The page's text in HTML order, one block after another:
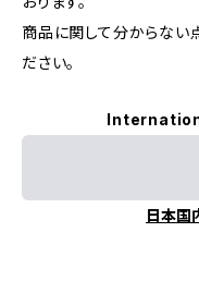
商品に関して分からない
ださい。
日本国